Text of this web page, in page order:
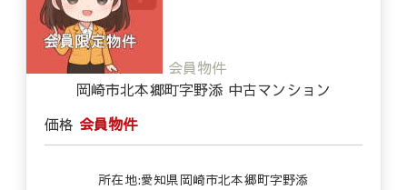
会員物件
岡崎市北本郷町字野添 中古マンション
価格 会員物件
所在地:愛知県岡崎市北本郷町字野添